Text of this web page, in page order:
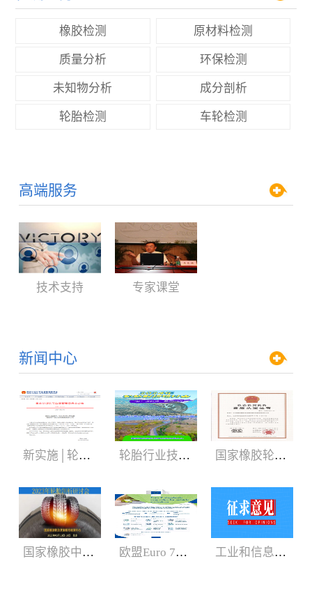
橡胶检测 原材料检测
质量分析 环保检测
未知物分析 成分剖析
轮胎检测 车轮检测
高端服务
技术支持 专家课堂
新闻中心
新实施│轮胎3C认证规则 轮胎行业技术盛会:2024年轮胎剖析研讨会（05.29-06.01） 国家橡胶轮胎质检中心获CNAS、CMA新证书
国家橡胶中心2023年轮胎剖析研讨会3月召开 欧盟Euro 7新法规增加汽车轮胎新内容 工业和信息化部：公开征求对《轿车轮胎》等8项强制性国家标准（征求意见稿）的意见